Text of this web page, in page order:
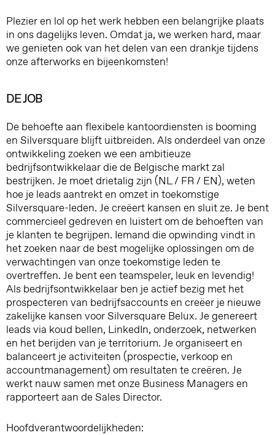
Plezier en lol op het werk hebben een belangrijke plaats
in ons dagelijks leven. Omdat ja, we werken hard, maar
we genieten ook van het delen van een drankje tijdens
onze afterworks en bijeenkomsten!
DE JOB
De behoefte aan flexibele kantoordiensten is booming
en Silversquare blijft uitbreiden. Als onderdeel van onze
ontwikkeling zoeken we een ambitieuze
bedrijfsontwikkelaar die de Belgische markt zal
bestrijken. Je moet drietalig zijn (NL / FR / EN), weten
hoe je leads aantrekt en omzet in toekomstige
Silversquare-leden. Je creëert kansen en sluit ze. Je bent
commercieel gedreven en luistert om de behoeften van
je klanten te begrijpen. Iemand die opwinding vindt in
het zoeken naar de best mogelijke oplossingen om de
verwachtingen van onze toekomstige leden te
overtreffen. Je bent een teamspeler, leuk en levendig!
Als bedrijfsontwikkelaar ben je actief bezig met het
prospecteren van bedrijfsaccounts en creëer je nieuwe
zakelijke kansen voor Silversquare Belux. Je genereert
leads via koud bellen, LinkedIn, onderzoek, netwerken
en het berijden van je territorium. Je organiseert en
balanceert je activiteiten (prospectie, verkoop en
accountmanagement) om resultaten te creëren. Je
werkt nauw samen met onze Business Managers en
rapporteert aan de Sales Director.
Hoofdverantwoordelijkheden: